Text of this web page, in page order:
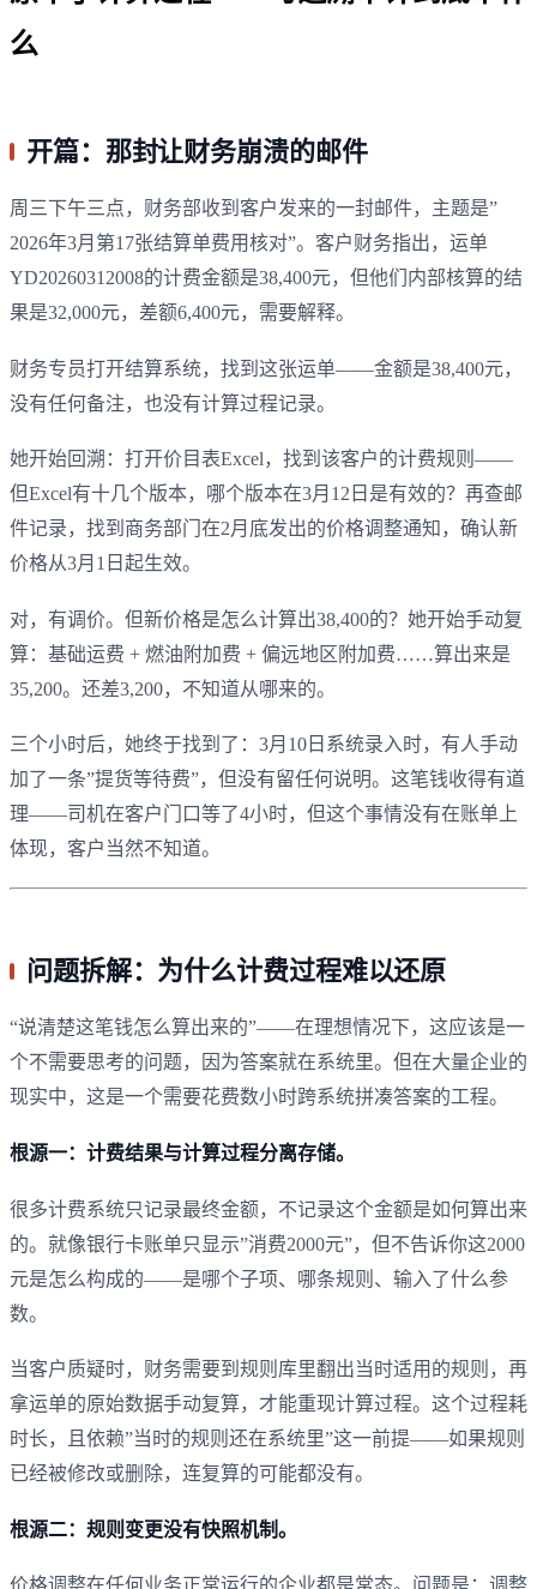
么
开篇：那封让财务崩溃的邮件
周三下午三点，财务部收到客户发来的一封邮件，主题是”
2026年3月第17张结算单费用核对”。客户财务指出，运单
YD20260312008的计费金额是38,400元，但他们内部核算的结
果是32,000元，差额6,400元，需要解释。
财务专员打开结算系统，找到这张运单——金额是38,400元，
没有任何备注，也没有计算过程记录。
她开始回溯：打开价目表Excel，找到该客户的计费规则——
但Excel有十几个版本，哪个版本在3月12日是有效的？再查邮
件记录，找到商务部门在2月底发出的价格调整通知，确认新
价格从3月1日起生效。
对，有调价。但新价格是怎么计算出38,400的？她开始手动复
算：基础运费 + 燃油附加费 + 偏远地区附加费……算出来是
35,200。还差3,200，不知道从哪来的。
三个小时后，她终于找到了：3月10日系统录入时，有人手动
加了一条”提货等待费”，但没有留任何说明。这笔钱收得有道
理——司机在客户门口等了4小时，但这个事情没有在账单上
体现，客户当然不知道。
问题拆解：为什么计费过程难以还原
“说清楚这笔钱怎么算出来的”——在理想情况下，这应该是一
个不需要思考的问题，因为答案就在系统里。但在大量企业的
现实中，这是一个需要花费数小时跨系统拼凑答案的工程。
根源一：计费结果与计算过程分离存储。
很多计费系统只记录最终金额，不记录这个金额是如何算出来
的。就像银行卡账单只显示”消费2000元”，但不告诉你这2000
元是怎么构成的——是哪个子项、哪条规则、输入了什么参
数。
当客户质疑时，财务需要到规则库里翻出当时适用的规则，再
拿运单的原始数据手动复算，才能重现计算过程。这个过程耗
时长，且依赖”当时的规则还在系统里”这一前提——如果规则
已经被修改或删除，连复算的可能都没有。
根源二：规则变更没有快照机制。